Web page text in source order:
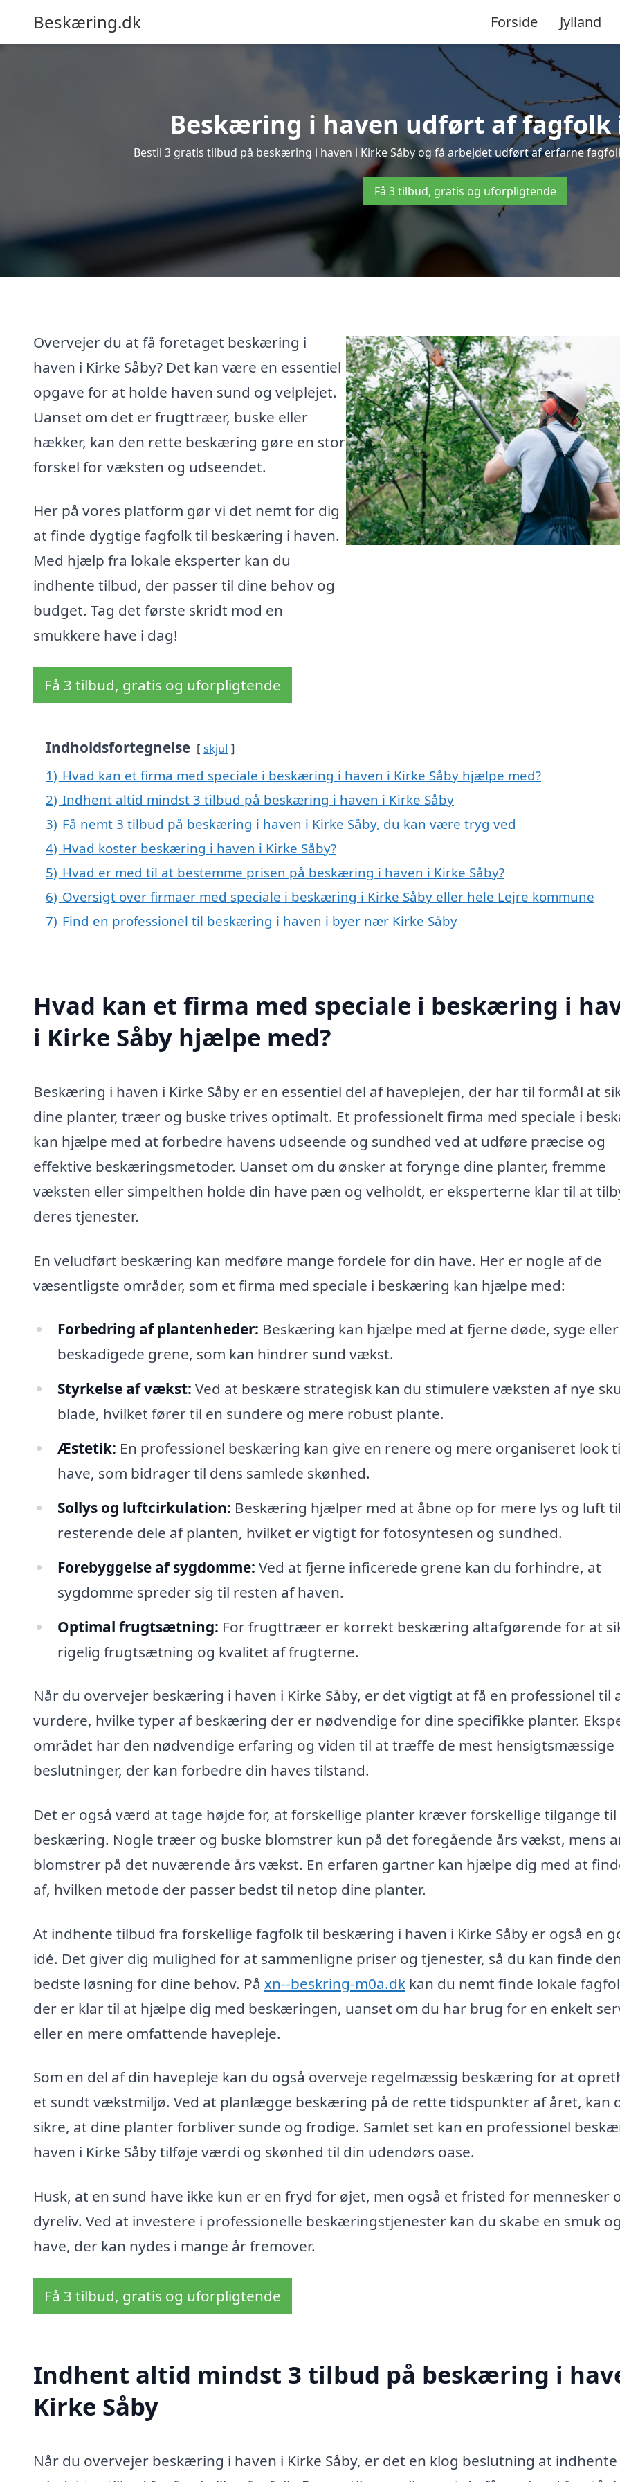
Beskæring.dk Forside Jylland
Beskæring i haven udført af fagfolk
Bestil 3 gratis tilbud på beskæring i haven i Kirke Såby og få arbejdet udført af erfarne
Få 3 tilbud, gratis og uforpligtende
Overvejer du at få foretaget beskæring i
haven i Kirke Såby? Det kan være en essentiel
opgave for at holde haven sund og velplejet.
Uanset om det er frugttræer, buske eller
hækker, kan den rette beskæring gøre en stor
forskel for væksten og udseendet.
Her på vores platform gør vi det nemt for dig
at finde dygtige fagfolk til beskæring i haven.
Med hjælp fra lokale eksperter kan du
indhente tilbud, der passer til dine behov og
budget. Tag det første skridt mod en
smukkere have i dag!
Få 3 tilbud, gratis og uforpligtende
Indholdsfortegnelse skjul
1) Hvad kan et firma med speciale i beskæring i haven i Kirke Såby hjælpe med?
2) Indhent altid mindst 3 tilbud på beskæring i haven i Kirke Såby
3) Få nemt 3 tilbud på beskæring i haven i Kirke Såby, du kan være tryg ved
4) Hvad koster beskæring i haven i Kirke Såby?
5) Hvad er med til at bestemme prisen på beskæring i haven i Kirke Såby?
6) Oversigt over firmaer med speciale i beskæring i Kirke Såby eller hele Lejre kommune
7) Find en professionel til beskæring i haven i byer nær Kirke Såby
Hvad kan et firma med speciale i beskæring i
i Kirke Såby hjælpe med?
Beskæring i haven i Kirke Såby er en essentiel del af haveplejen, der har til formål at
dine planter, træer og buske trives optimalt. Et professionelt firma med speciale i
kan hjælpe med at forbedre havens udseende og sundhed ved at udføre præcise og
effektive beskæringsmetoder. Uanset om du ønsker at forynge dine planter, fremme
væksten eller simpelthen holde din have pæn og velholdt, er eksperterne klar til at
deres tjenester.
En veludført beskæring kan medføre mange fordele for din have. Her er nogle af de
væsentligste områder, som et firma med speciale i beskæring kan hjælpe med:
Forbedring af plantenheder: Beskæring kan hjælpe med at fjerne døde, syge eller
beskadigede grene, som kan hindrer sund vækst.
Styrkelse af vækst: Ved at beskære strategisk kan du stimulere væksten af nye
blade, hvilket fører til en sundere og mere robust plante.
Æstetik: En professionel beskæring kan give en renere og mere organiseret look
have, som bidrager til dens samlede skønhed.
Sollys og luftcirkulation: Beskæring hjælper med at åbne op for mere lys og luft
resterende dele af planten, hvilket er vigtigt for fotosyntesen og sundhed.
Forebyggelse af sygdomme: Ved at fjerne inficerede grene kan du forhindre, at
sygdomme spreder sig til resten af haven.
Optimal frugtsætning: For frugttræer er korrekt beskæring altafgørende for at
rigelig frugtsætning og kvalitet af frugterne.
Når du overvejer beskæring i haven i Kirke Såby, er det vigtigt at få en professionel til
vurdere, hvilke typer af beskæring der er nødvendige for dine specifikke planter.
området har den nødvendige erfaring og viden til at træffe de mest hensigtsmæssige
beslutninger, der kan forbedre din haves tilstand.
Det er også værd at tage højde for, at forskellige planter kræver forskellige tilgange til
beskæring. Nogle træer og buske blomstrer kun på det foregående års vækst, mens
blomstrer på det nuværende års vækst. En erfaren gartner kan hjælpe dig med at
af, hvilken metode der passer bedst til netop dine planter.
At indhente tilbud fra forskellige fagfolk til beskæring i haven i Kirke Såby er også en
idé. Det giver dig mulighed for at sammenligne priser og tjenester, så du kan finde
bedste løsning for dine behov. På xn--beskring-m0a.dk kan du nemt finde lokale
der er klar til at hjælpe dig med beskæringen, uanset om du har brug for en enkelt
eller en mere omfattende havepleje.
Som en del af din havepleje kan du også overveje regelmæssig beskæring for at
et sundt vækstmiljø. Ved at planlægge beskæring på de rette tidspunkter af året, kan
sikre, at dine planter forbliver sunde og frodige. Samlet set kan en professionel
haven i Kirke Såby tilføje værdi og skønhed til din udendørs oase.
Husk, at en sund have ikke kun er en fryd for øjet, men også et fristed for mennesker
dyreliv. Ved at investere i professionelle beskæringstjenester kan du skabe en smuk
have, der kan nydes i mange år fremover.
Få 3 tilbud, gratis og uforpligtende
Indhent altid mindst 3 tilbud på beskæring i
Kirke Såby
Når du overvejer beskæring i haven i Kirke Såby, er det en klog beslutning at indhente